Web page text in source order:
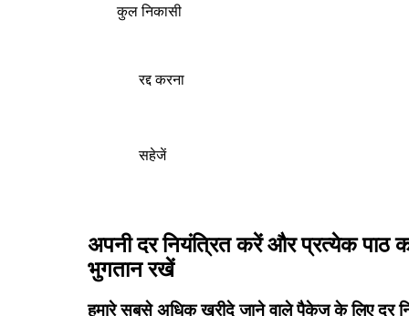
कुल निकासी
रद्द करना
सहेजें
अपनी दर नियंत्रित करें और प्रत्येक पाठ
भुगतान रखें
हमारे सबसे अधिक खरीदे जाने वाले पैकेज के लिए दर